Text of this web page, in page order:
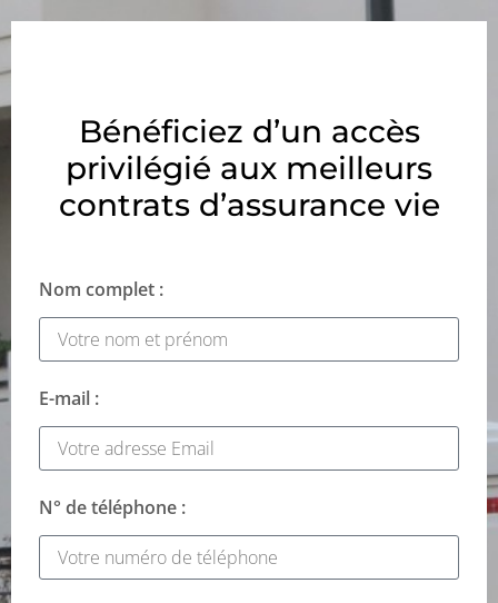
Bénéficiez d’un accès
privilégié aux meilleurs
contrats d’assurance vie
Nom complet :
E-mail :
N° de téléphone :